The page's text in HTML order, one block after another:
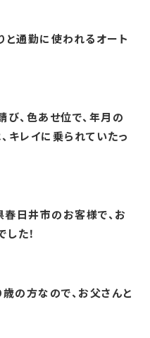
と通勤に使われるオート
び、色あせ位で、年月の
キレイに乗られていたっ
日井市のお客様で、お
た！
歳の方なので、お父さんと